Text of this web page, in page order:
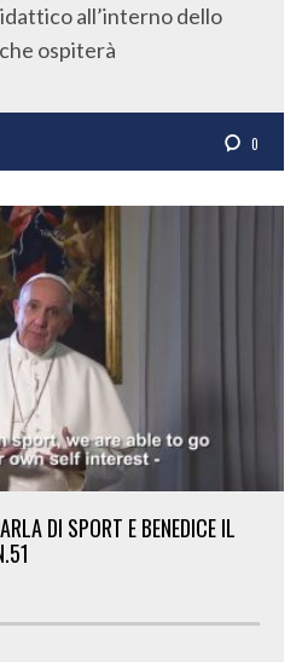
all’interno dello
ospiterà
0
DI SPORT E BENEDICE IL